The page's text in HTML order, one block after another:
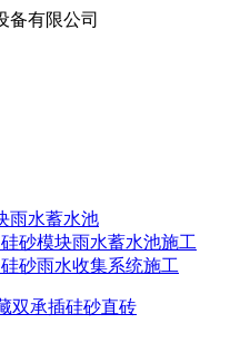
备有限公司
双承插硅砂直砖